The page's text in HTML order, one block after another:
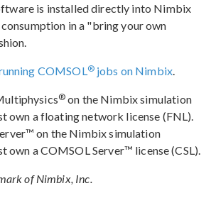
is installed directly into Nimbix
in a "bring your own
COMSOL®jobs on Nimbix.
® on the Nimbix simulation
own a floating network license (FNL).
on the Nimbix simulation
own a COMSOL Server™ license (CSL).
of Nimbix, Inc.